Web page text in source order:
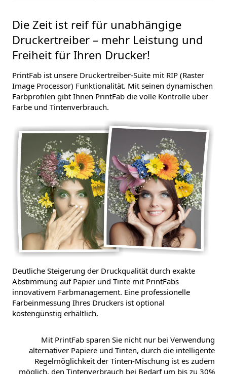
Die Zeit ist reif für unabhängige
Druckertreiber – mehr Leistung und
Freiheit für Ihren Drucker!
PrintFab ist unsere Druckertreiber-Suite mit RIP (Raster
Image Processor) Funktionalität. Mit seinen dynamischen
Farbprofilen gibt Ihnen PrintFab die volle Kontrolle über
Farbe und Tintenverbrauch.
Deutliche Steigerung der Druckqualität durch exakte
Abstimmung auf Papier und Tinte mit PrintFabs
innovativem Farbmanagement. Eine professionelle
Farbeinmessung Ihres Druckers ist optional
kostengünstig erhältlich.
Mit PrintFab sparen Sie nicht nur bei Verwendung
alternativer Papiere und Tinten, durch die intelligente
Regelmöglichkeit der Tinten-Mischung ist es zudem
möglich, den Tintenverbrauch bei Bedarf um bis zu 30%